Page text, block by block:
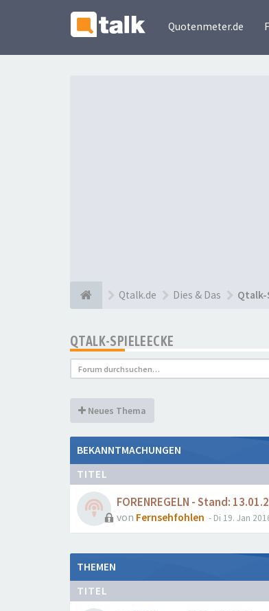
Quotenmeter.de
Qtalk.de Dies & Das Qtalk-
QTALK-SPIELEECKE
Neues Thema
BEKANNTMACHUNGEN
TITEL
FORENREGELN - Stand:
von Fernsehfohlen - Di 19. Jan
THEMEN
TITEL